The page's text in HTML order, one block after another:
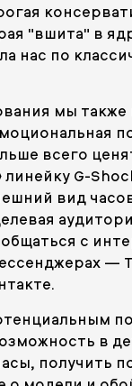
"вшита" в
нас по
мы
всего
G-
вид
с
—
в
получить